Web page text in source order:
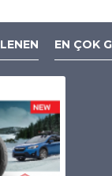
EN ÇOK